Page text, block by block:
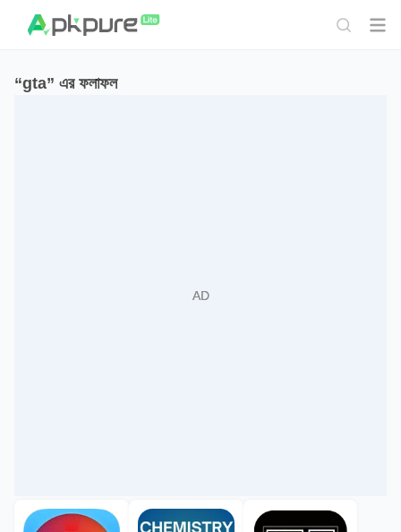
“gta” এর ফলাফল